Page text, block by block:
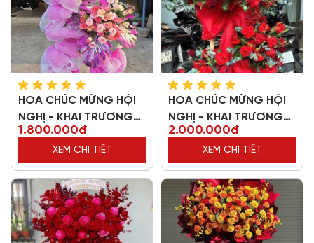
HOA CHÚC MỪNG HỘI
NGHỊ - KHAI TRƯƠNG
42926
1.800.000đ
XEM CHI TIẾT
HOA CHÚC MỪNG HỘI
NGHỊ - KHAI TRƯƠNG
70810
2.000.000đ
XEM CHI TIẾT